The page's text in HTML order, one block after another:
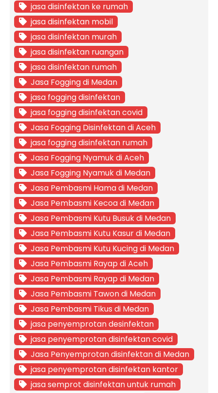
jasa disinfektan ke rumah
jasa disinfektan mobil
jasa disinfektan murah
jasa disinfektan ruangan
jasa disinfektan rumah
Jasa Fogging di Medan
jasa fogging disinfektan
jasa fogging disinfektan covid
Jasa Fogging Disinfektan di Aceh
jasa fogging disinfektan rumah
Jasa Fogging Nyamuk di Aceh
Jasa Fogging Nyamuk di Medan
Jasa Pembasmi Hama di Medan
Jasa Pembasmi Kecoa di Medan
Jasa Pembasmi Kutu Busuk di Medan
Jasa Pembasmi Kutu Kasur di Medan
Jasa Pembasmi Kutu Kucing di Medan
Jasa Pembasmi Rayap di Aceh
Jasa Pembasmi Rayap di Medan
Jasa Pembasmi Tawon di Medan
Jasa Pembasmi Tikus di Medan
jasa penyemprotan desinfektan
jasa penyemprotan disinfektan covid
Jasa Penyemprotan disinfektan di Medan
jasa penyemprotan disinfektan kantor
jasa semprot disinfektan untuk rumah